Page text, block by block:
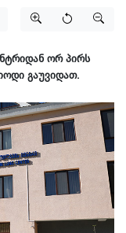
ორ პირს
გაუვიდათ.